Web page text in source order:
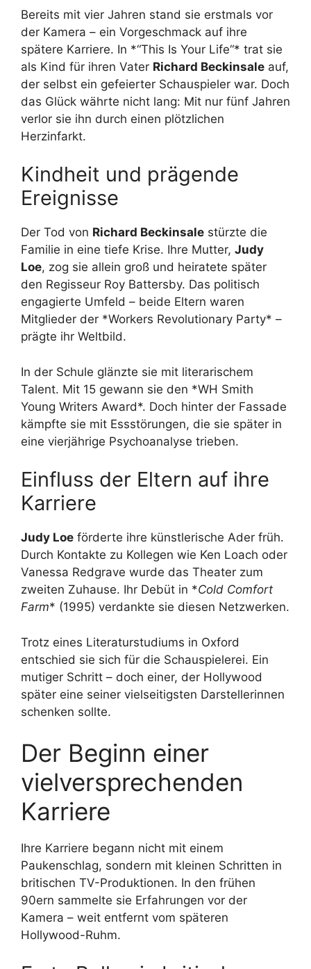
Bereits mit vier Jahren stand sie erstmals vor
der Kamera – ein Vorgeschmack auf ihre
spätere Karriere. In *“This Is Your Life“* trat sie
als Kind für ihren Vater Richard Beckinsale auf,
der selbst ein gefeierter Schauspieler war. Doch
das Glück währte nicht lang: Mit nur fünf Jahren
verlor sie ihn durch einen plötzlichen
Herzinfarkt.
Kindheit und prägende
Ereignisse
Der Tod von Richard Beckinsale stürzte die
Familie in eine tiefe Krise. Ihre Mutter, Judy
Loe, zog sie allein groß und heiratete später
den Regisseur Roy Battersby. Das politisch
engagierte Umfeld – beide Eltern waren
Mitglieder der *Workers Revolutionary Party* –
prägte ihr Weltbild.
In der Schule glänzte sie mit literarischem
Talent. Mit 15 gewann sie den *WH Smith
Young Writers Award*. Doch hinter der Fassade
kämpfte sie mit Essstörungen, die sie später in
eine vierjährige Psychoanalyse trieben.
Einfluss der Eltern auf ihre
Karriere
Judy Loe förderte ihre künstlerische Ader früh.
Durch Kontakte zu Kollegen wie Ken Loach oder
Vanessa Redgrave wurde das Theater zum
zweiten Zuhause. Ihr Debüt in *Cold Comfort
Farm* (1995) verdankte sie diesen Netzwerken.
Trotz eines Literaturstudiums in Oxford
entschied sie sich für die Schauspielerei. Ein
mutiger Schritt – doch einer, der Hollywood
später eine seiner vielseitigsten Darstellerinnen
schenken sollte.
Der Beginn einer
vielversprechenden
Karriere
Ihre Karriere begann nicht mit einem
Paukenschlag, sondern mit kleinen Schritten in
britischen TV-Produktionen. In den frühen
90ern sammelte sie Erfahrungen vor der
Kamera – weit entfernt vom späteren
Hollywood-Ruhm.